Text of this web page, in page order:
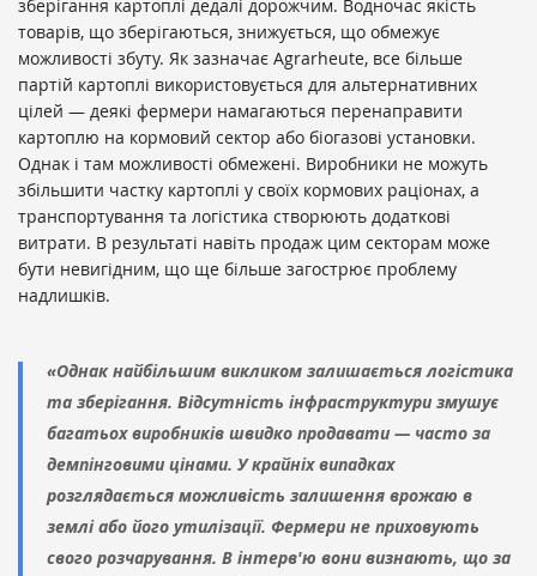
зберігання картоплі дедалі дорожчим. Водночас якість
товарів, що зберігаються, знижується, що обмежує
можливості збуту. Як зазначає Agrarheute, все більше
партій картоплі використовується для альтернативних
цілей — деякі фермери намагаються перенаправити
картоплю на кормовий сектор або біогазові установки.
Однак і там можливості обмежені. Виробники не можуть
збільшити частку картоплі у своїх кормових раціонах, а
транспортування та логістика створюють додаткові
витрати. В результаті навіть продаж цим секторам може
бути невигідним, що ще більше загострює проблему
надлишків.
«Однак найбільшим викликом залишається логістика
та зберігання. Відсутність інфраструктури змушує
багатьох виробників швидко продавати — часто за
демпінговими цінами. У крайніх випадках
розглядається можливість залишення врожаю в
землі або його утилізації. Фермери не приховують
свого розчарування. В інтерв'ю вони визнають, що за